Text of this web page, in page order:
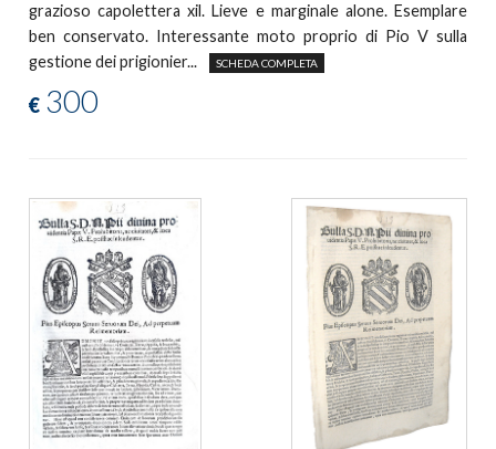
grazioso capolettera xil. Lieve e marginale alone. Esemplare
ben conservato. Interessante moto proprio di Pio V sulla
gestione dei prigionier...
SCHEDA COMPLETA
€ 300